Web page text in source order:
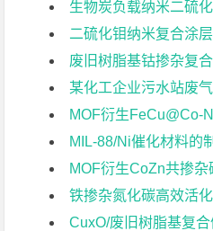
生物炭负载纳米二硫化钼去除水中
二硫化钼纳米复合涂层材料
废旧树脂基钴掺杂复合催化剂的制
某化工企业污水站废
MOF衍生FeCu@Co-N-C催化剂的
MIL-88/Ni催化材料的制备及
MOF衍生CoZn共掺杂磁性
铁掺杂氮化碳高效活化过
CuxO/废旧树脂基复合催化剂